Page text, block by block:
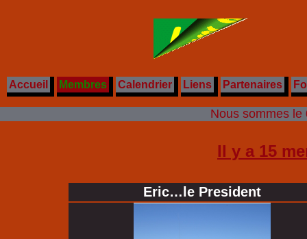
Accueil Membres Calendrier Liens Partenaires
Nous sommes
Il y a 15
Eric…le President